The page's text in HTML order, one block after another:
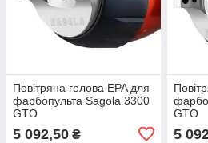
Повітряна голова EPA для
фарбопульта Sagola 3300
GTO
5 092,50 ₴
GTO
5